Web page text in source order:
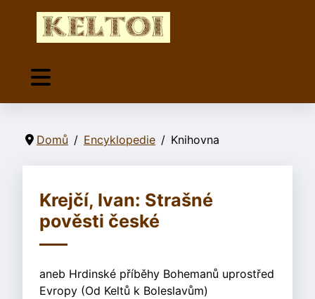
Domů Encyklopedie Knihovna
Krejčí, Ivan: Strašné
pověsti české
aneb Hrdinské příběhy Bohemanů uprostřed
Evropy (Od Keltů k Boleslavům)